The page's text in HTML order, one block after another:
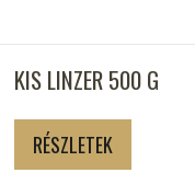
KIS LINZER 500 G
RÉSZLETEK